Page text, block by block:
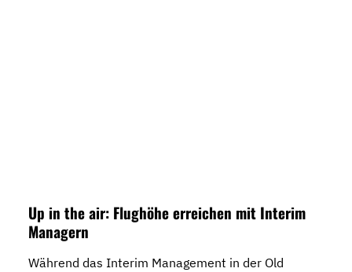
Up in the air: Flughöhe erreichen mit Interim
Managern
Während das Interim Management in der Old